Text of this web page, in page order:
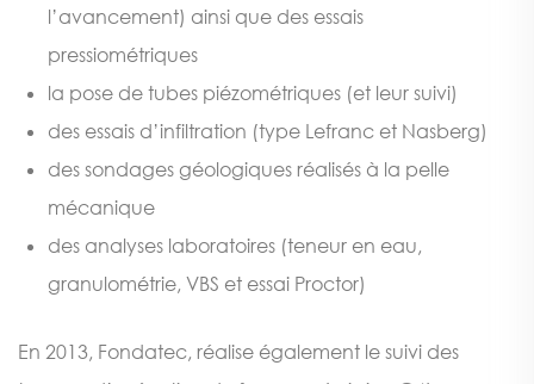
l’avancement) ainsi que des essais
pressiométriques
la pose de tubes piézométriques (et leur suivi)
des essais d’infiltration (type Lefranc et Nasberg)
des sondages géologiques réalisés à la pelle
mécanique
des analyses laboratoires (teneur en eau,
granulométrie, VBS et essai Proctor)
En 2013, Fondatec, réalise également le suivi des